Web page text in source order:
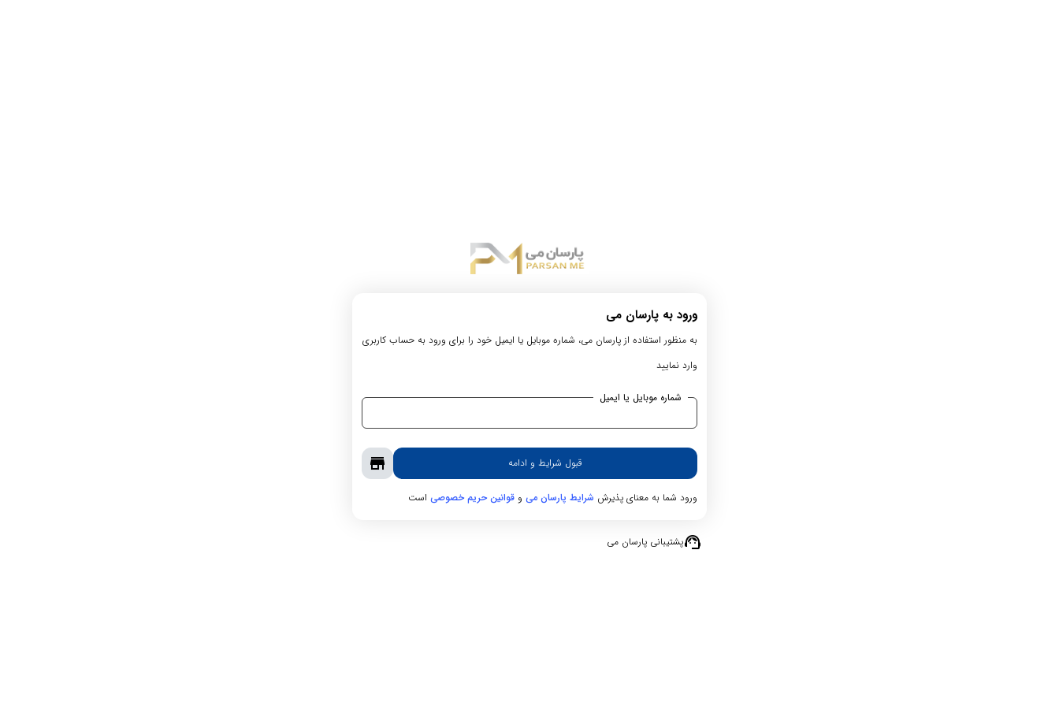
ورود به پارسان می
به منظور استفاده از پارسان می، شماره موبایل یا ایمیل خود را برای ورود به حساب کاربری
وارد نمایید
شماره موبایل یا ایمیل
قبول شرایط و ادامه store
ورود شما به معنای پذیرش شرایط پارسان می و قوانین حریم‌ خصوصی است
support_agentپشتیبانی پارسان می